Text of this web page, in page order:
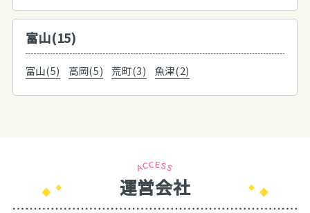
富山(15)
富山(5) 高岡(5) 荒町(3) 魚津(2)
運営会社